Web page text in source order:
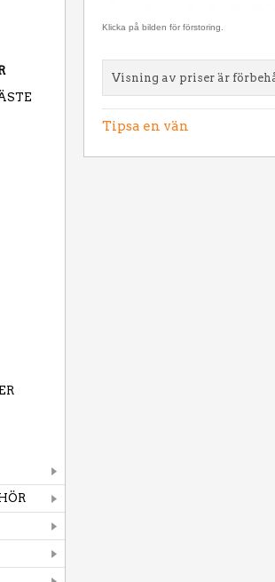
Klicka på bilden för förstoring.
Visning av priser är
Tipsa en vän